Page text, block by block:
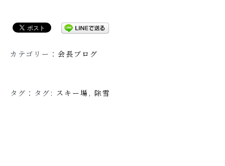
カテゴリー： 会長ブログ
タグ：タグ: スキー場, 除雪